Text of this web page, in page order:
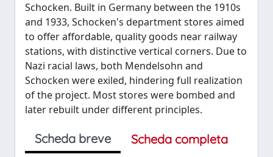
Schocken. Built in Germany between the 1910s
and 1933, Schocken's department stores aimed
to offer affordable, quality goods near railway
stations, with distinctive vertical corners. Due to
Nazi racial laws, both Mendelsohn and
Schocken were exiled, hindering full realization
of the project. Most stores were bombed and
later rebuilt under different principles.
Scheda breve
Scheda completa